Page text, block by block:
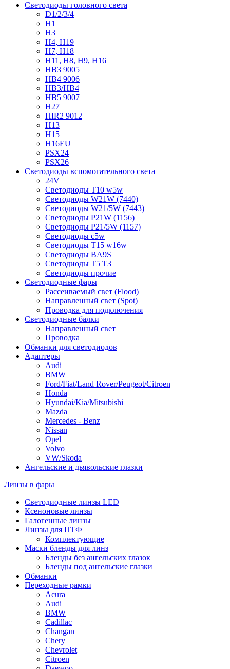
Светодиоды головного света
D1/2/3/4
H1
H3
H4, H19
H7, H18
H11, H8, H9, H16
HB3 9005
HB4 9006
HB3/HB4
HB5 9007
H27
HIR2 9012
H13
H15
H16EU
PSX24
PSX26
Светодиоды вспомогательного света
24V
Светодиоды T10 w5w
Светодиоды W21W (7440)
Светодиоды W21/5W (7443)
Светодиоды P21W (1156)
Светодиоды P21/5W (1157)
Светодиоды c5w
Светодиоды T15 w16w
Светодиоды BA9S
Светодиоды T5 T3
Светодиоды прочие
Светодиодные фары
Рассеиваемый свет (Flood)
Направленный свет (Spot)
Проводка для подключения
Светодиодные балки
Направленный свет
Проводка
Обманки для светодиодов
Адаптеры
Audi
BMW
Ford/Fiat/Land Rover/Peugeot/Citroen
Honda
Hyundai/Kia/Mitsubishi
Mazda
Mercedes - Benz
Nissan
Opel
Volvo
VW/Skoda
Ангельские и дьявольские глазки
Линзы в фары
Светодиодные линзы LED
Ксеноновые линзы
Галогенные линзы
Линзы для ПТФ
Комплектующие
Маски бленды для линз
Бленды без ангельских глазок
Бленды под ангельские глазки
Обманки
Переходные рамки
Acura
Audi
BMW
Cadillac
Changan
Chery
Chevrolet
Citroen